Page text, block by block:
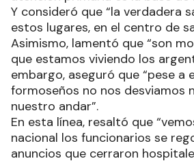
Y consideró que “la verdadera
estos lugares, en el centro de
Asimismo, lamentó que “son
que estamos viviendo los
embargo, aseguró que “pese a
formoseños no nos desviamos
nuestro andar”.
En esta línea, resaltó que
nacional los funcionarios se
anuncios que cerraron